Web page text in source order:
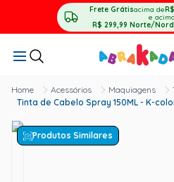
Frete Grátisacima de
e
R$ 299,99 Norte/
Acessórios Maquiagens
Tinta de Cabelo Spray 150ML - K-
Produtos Similares